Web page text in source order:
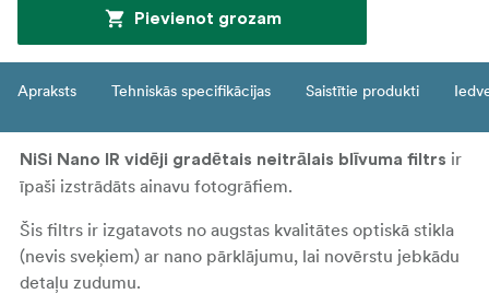
Pievienot grozam
Apraksts Tehniskās specifikācijas Saistītie produkti
NiSi Nano IR vidēji gradētais neitrālais blīvuma filtrs ir
īpaši izstrādāts ainavu fotogrāfiem.
Šis filtrs ir izgatavots no augstas kvalitātes optiskā stikla
(nevis sveķiem) ar nano pārklājumu, lai novērstu jebkādu
detaļu zudumu.